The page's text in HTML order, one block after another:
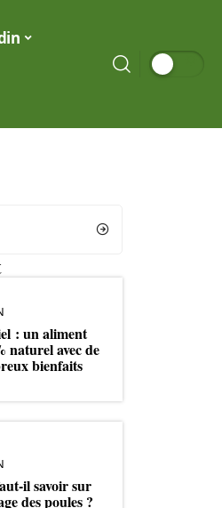
: un aliment
naturel avec de
bienfaits
il savoir sur
des poules ?